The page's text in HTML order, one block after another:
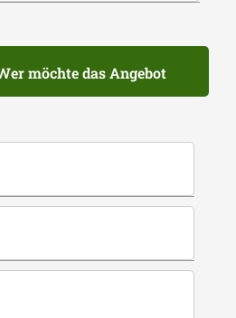
möchte das Angebot